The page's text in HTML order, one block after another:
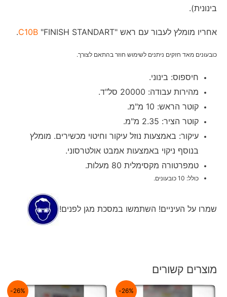
בינונית).
אחריו מומלץ לעבור עם ראש " C10B "FINISH STANDART.
כובעונים מאד חזקים ניתנים לשימוש חוזר בהתאם לצורך.
חיספוס: בינוני.
מהירות עבודה: 20000 סל"ד.
קוטר הראש: 10 מ"מ.
קוטר הציר: 2.35 מ"מ.
עיקור: באמצעות נוזל עיקור וחיטוי מכשירים. מומלץ
בנוסף ניקוי באמצעות אמבט אולטרסוני.
טמפרטורה מקסימלית 80 מעלות.
כולל: 10 כובעונים.
שמרו על העיניים! השתמשו במסכת מגן לפנים!
מוצרים קשורים
26%-
26%-